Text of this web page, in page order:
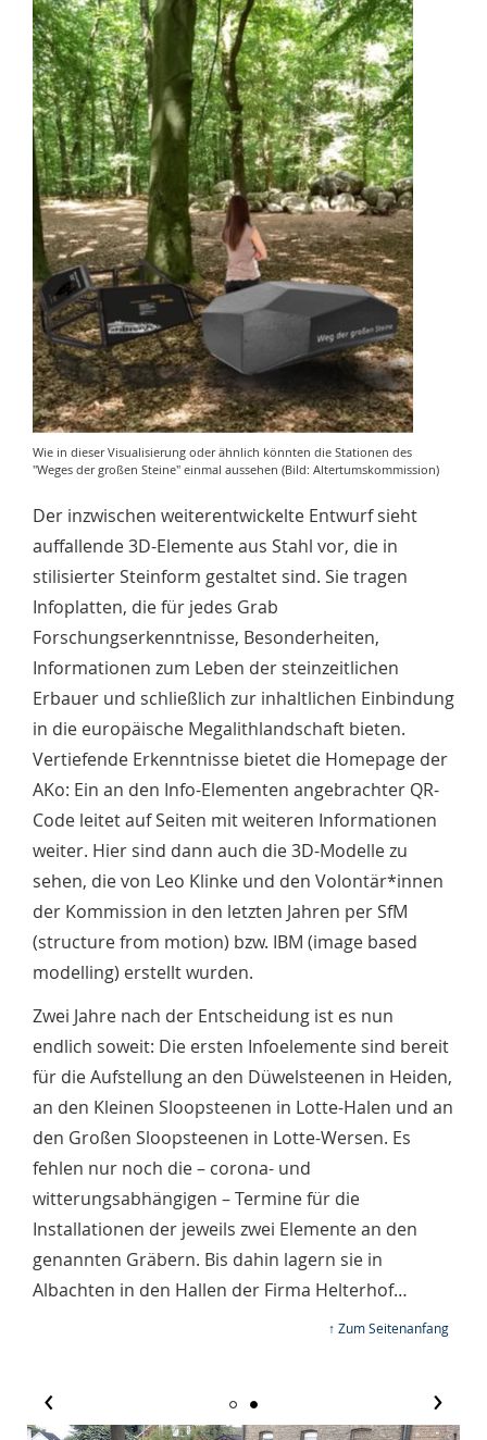
Wie in dieser Visualisierung oder ähnlich könnten die Stationen des
"Weges der großen Steine" einmal aussehen (Bild: Altertumskommission)
Der inzwischen weiterentwickelte Entwurf sieht
auffallende 3D-Elemente aus Stahl vor, die in
stilisierter Steinform gestaltet sind. Sie tragen
Infoplatten, die für jedes Grab
Forschungserkenntnisse, Besonderheiten,
Informationen zum Leben der steinzeitlichen
Erbauer und schließlich zur inhaltlichen Einbindung
in die europäische Megalithlandschaft bieten.
Vertiefende Erkenntnisse bietet die Homepage der
AKo: Ein an den Info-Elementen angebrachter QR-
Code leitet auf Seiten mit weiteren Informationen
weiter. Hier sind dann auch die 3D-Modelle zu
sehen, die von Leo Klinke und den Volontär*innen
der Kommission in den letzten Jahren per SfM
(structure from motion) bzw. IBM (image based
modelling) erstellt wurden.
Zwei Jahre nach der Entscheidung ist es nun
endlich soweit: Die ersten Infoelemente sind bereit
für die Aufstellung an den Düwelsteenen in Heiden,
an den Kleinen Sloopsteenen in Lotte-Halen und an
den Großen Sloopsteenen in Lotte-Wersen. Es
fehlen nur noch die – corona- und
witterungsabhängigen – Termine für die
Installationen der jeweils zwei Elemente an den
genannten Gräbern. Bis dahin lagern sie in
Albachten in den Hallen der Firma Helterhof…
↑ Zum Seitenanfang
‹ ›